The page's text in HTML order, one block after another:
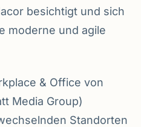
besichtigt und sich
moderne und agile
& Office von
Media Group)
Standorten